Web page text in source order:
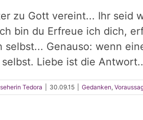
zu Gott vereint... Ihr seid
bin du Erfreue ich dich,
selbst... Genauso: wenn
selbst. Liebe ist die
Tedora 30.09.15 Gedanken,